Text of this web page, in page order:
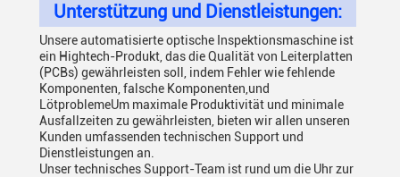
Unterstützung und Dienstleistungen:
Unsere automatisierte optische Inspektionsmaschine ist
ein Hightech-Produkt, das die Qualität von Leiterplatten
(PCBs) gewährleisten soll, indem Fehler wie fehlende
Komponenten, falsche Komponenten,und
LötproblemeUm maximale Produktivität und minimale
Ausfallzeiten zu gewährleisten, bieten wir allen unseren
Kunden umfassenden technischen Support und
Dienstleistungen an.
Unser technisches Support-Team ist rund um die Uhr zur